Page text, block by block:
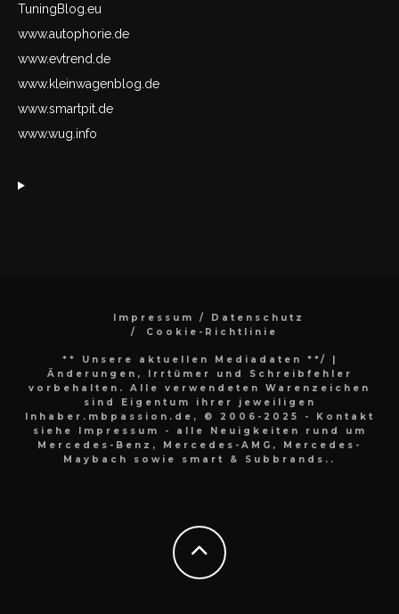
TuningBlog.eu
www.autophorie.de
www.evtrend.de
www.kleinwagenblog.de
www.smartpit.de
www.wug.info
Impressum / Datenschutz
Cookie-Richtlinie
** Unsere aktuellen Mediadaten **/
|
Änderungen, Irrtümer und Schreibfehler
vorbehalten. Alle verwendeten Warenzeichen
sind Eigentum ihrer jeweiligen
Inhaber.mbpassion.de, © 2006-2025 - Kontakt
siehe Impressum - alle Neuigkeiten rund um
Mercedes-Benz, Mercedes-AMG, Mercedes-
Maybach sowie smart & Subbrands..